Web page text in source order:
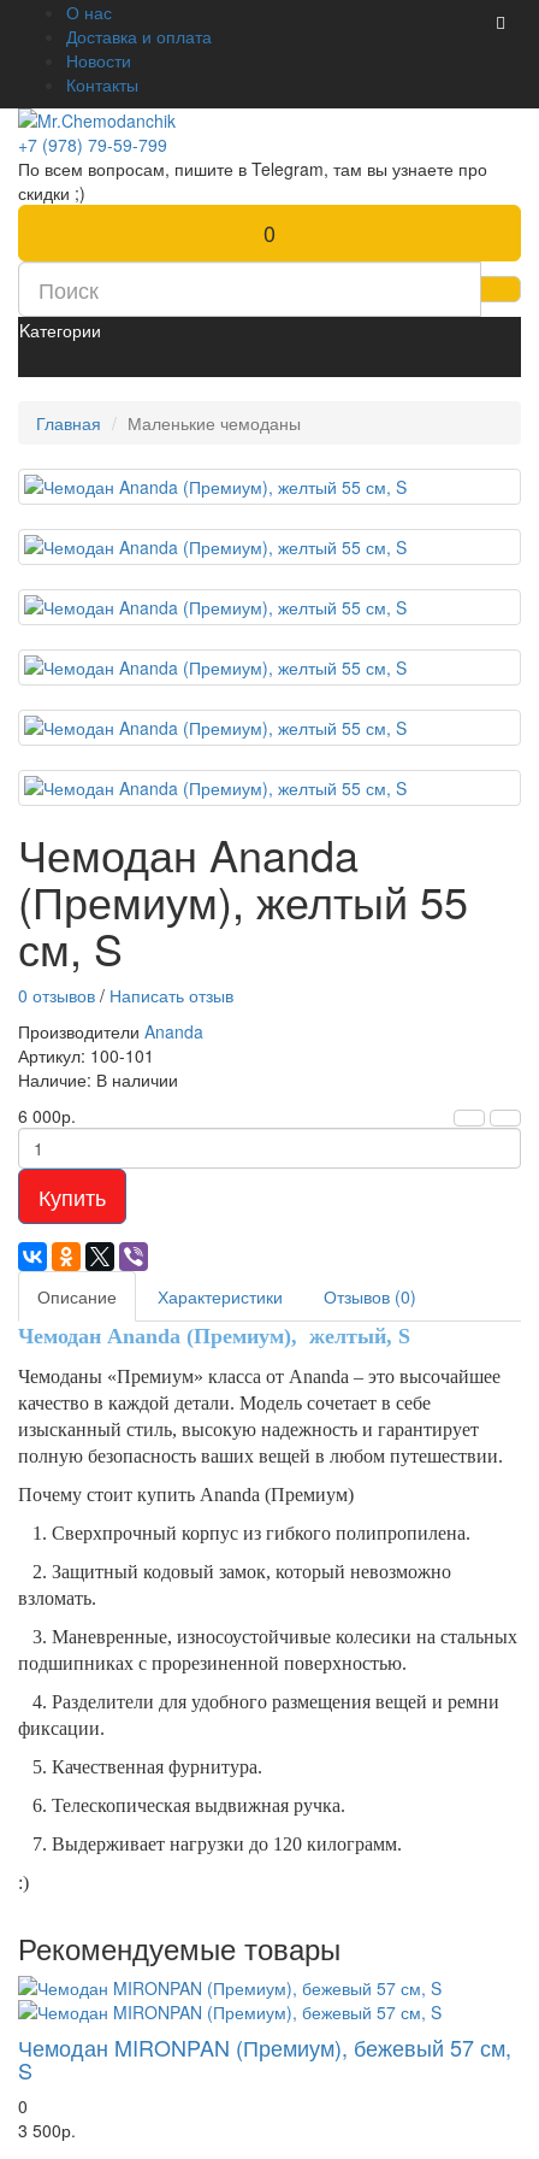
О нас
Доставка и оплата
Новости
Контакты
+7 (978) 79-59-799
По всем вопросам, пишите в Telegram, там вы узнаете про
скидки ;)
0
Kатегории
Главная Маленькие чемоданы
Чемодан Ananda
(Премиум), желтый 55
см, S
0 отзывов / Написать отзыв
Производители Ananda
Артикул: 100-101
Наличие: В наличии
6 000р.
Купить
Описание Характеристики
Отзывов (0)
Чемодан Ananda (Премиум), желтый, S
Чемоданы «Премиум» класса от Ananda – это высочайшее
качество в каждой детали. Модель сочетает в себе
изысканный стиль, высокую надежность и гарантирует
полную безопасность ваших вещей в любом путешествии.
Почему стоит купить Ananda (Премиум)
1. Сверхпрочный корпус из гибкого полипропилена.
2. Защитный кодовый замок, который невозможно
взломать.
3. Маневренные, износоустойчивые колесики на стальных
подшипниках с прорезиненной поверхностью.
4. Разделители для удобного размещения вещей и ремни
фиксации.
5. Качественная фурнитура.
6. Телескопическая выдвижная ручка.
7. Выдерживает нагрузки до 120 килограмм.
:)
Рекомендуемые товары
Чемодан MIRONPAN (Премиум), бежевый 57 см,
S
0
3 500р.